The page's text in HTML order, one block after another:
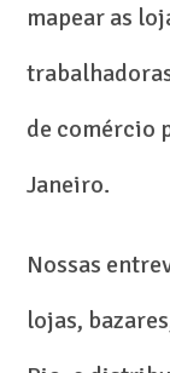
mapear as
de comércio
Janeiro.
Nossas
lojas,